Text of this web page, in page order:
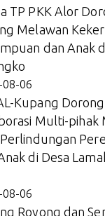
TP PKK Alor
Melawan
dan Anak
06
Kupang Dorong
Multi-pihak
Perlindungan
di Desa
06
Royong dan